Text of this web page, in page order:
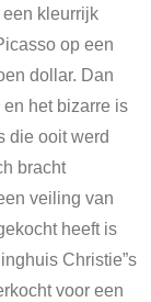
kleurrijk
op een
dollar. Dan
het bizarre is
die ooit werd
bracht
veiling van
heeft is
Christie”s
voor een